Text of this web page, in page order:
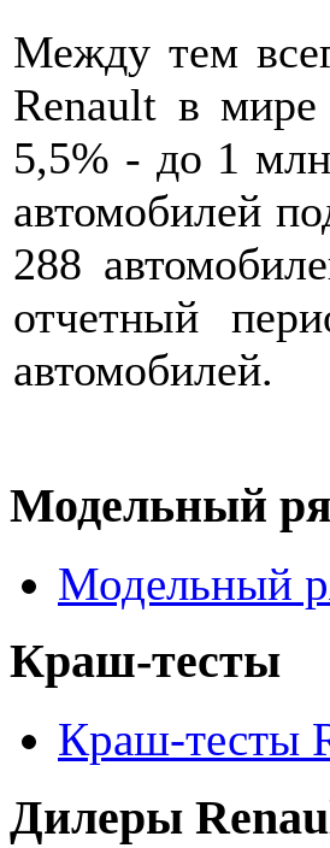
Между тем
Renault в мире
5,5% - до 1
автомобилей
288
отчетный
автомобилей.
Модельный
Модельный
Краш-тесты
Краш-тесты
Дилеры